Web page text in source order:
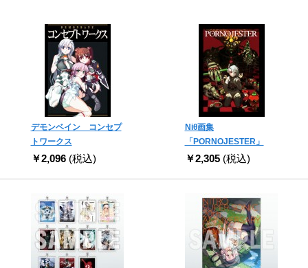
デモンベイン コンセプ
トワークス
￥2,096 (税込)
Niθ画集
「PORNOJESTER」
￥2,305 (税込)